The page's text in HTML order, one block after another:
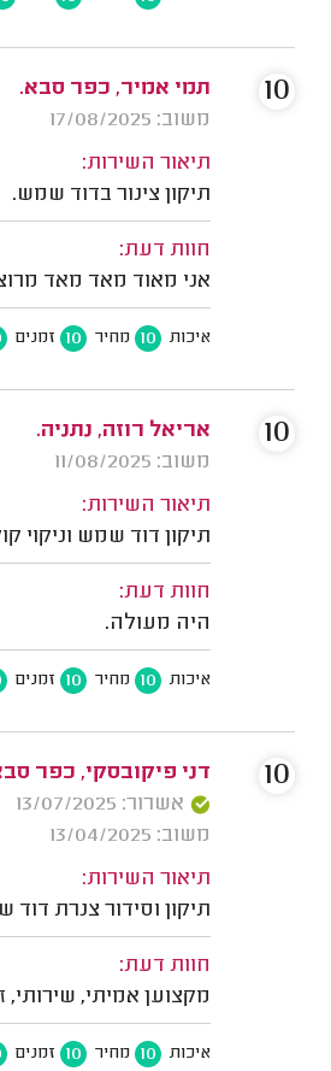
תמי אמיר, כפר סבא.
משוב: 17/08/2025
תיאור השירות:
תיקון צינור בדוד שמש.
חוות דעת:
אני מאוד מאד מאד
איכות 10 מחיר 10 זמנים
10
אריאל רוזה, נתניה.
משוב: 11/08/2025
תיאור השירות:
תיקון דוד שמש וניקוי
חוות דעת:
היה מעולה.
איכות 10 מחיר 10 זמנים
10
דני פיקובסקי, כפר
אשרור: 13/07/2025
משוב: 13/04/2025
תיאור השירות:
תיקון וסידור צנרת דוד
חוות דעת:
מקצוען אמיתי, שירותי,
איכות 10 מחיר 10 זמנים
10